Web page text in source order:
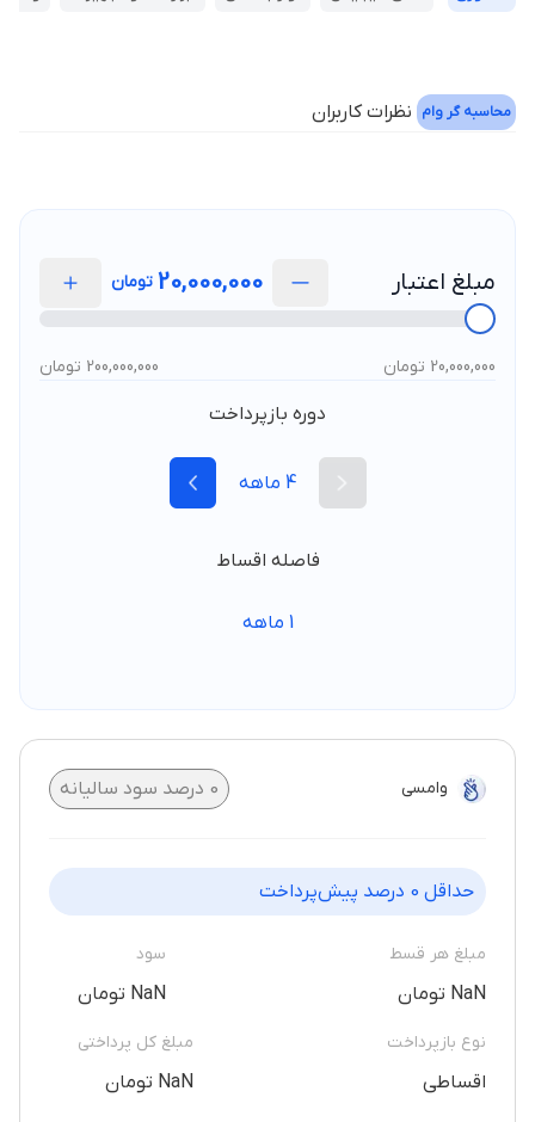
محاسبه گر وام نظرات کاربران
مبلغ اعتبار 20,000,000 تومان
20,000,000 تومان 200,000,000 تومان
دوره بازپرداخت
4 ماهه
فاصله اقساط
1 ماهه
وامسی 0 درصد سود سالیانه
حداقل 0 درصد پیش‌پرداخت
مبلغ هر قسط
NaN تومان
سود
NaN تومان
نوع بازپرداخت
اقساطی
مبلغ کل پرداختی
NaN تومان